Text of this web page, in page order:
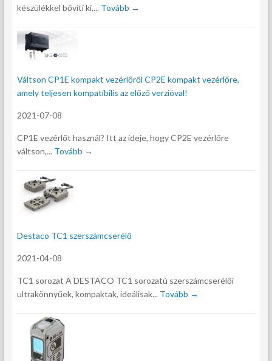
készülékkel bővíti ki,... Tovább →
Váltson CP1E kompakt vezérlőről CP2E kompakt vezérlőre,
amely teljesen kompatibilis az előző verzióval!
2021-07-08
CP1E vezérlőt használ? Itt az ideje, hogy CP2E vezérlőre
váltson,... Tovább →
Destaco TC1 szerszámcserélő
2021-04-08
TC1 sorozat A DESTACO TC1 sorozatú szerszámcserélői
ultrakönnyűek, kompaktak, ideálisak... Tovább →